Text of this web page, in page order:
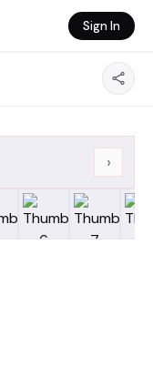
Sign In
›